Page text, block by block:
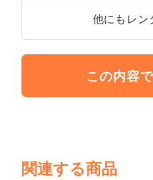
他にもレン
この内容
関連する商品